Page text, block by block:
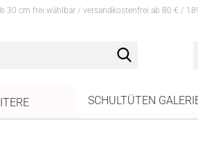
30 cm frei wählbar / versandkostenfrei ab 80 € /
SCHULTÜTEN